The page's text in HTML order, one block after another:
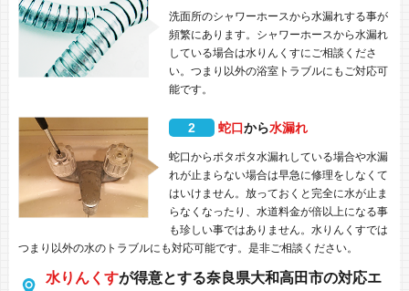
洗面所のシャワーホースから水漏れする事が
頻繁にあります。シャワーホースから水漏れ
している場合は水りんくすにご相談くださ
い。つまり以外の浴室トラブルにもご対応可
能です。
2 蛇口から水漏れ
蛇口からポタポタ水漏れしている場合や水漏
れが止まらない場合は早急に修理をしなくて
はいけません。放っておくと完全に水が止ま
らなくなったり、水道料金が倍以上になる事
も珍しい事ではありません。水りんくすでは
つまり以外の水のトラブルにも対応可能です。是非ご相談ください。
水りんくすが得意とする奈良県大和高田市の対応エ